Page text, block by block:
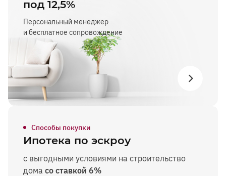
под 12,5%
Персональный менеджер
и бесплатное сопровождение
Способы покупки
Ипотека по эскроу
с выгодными условиями на строительство
дома со ставкой 6%